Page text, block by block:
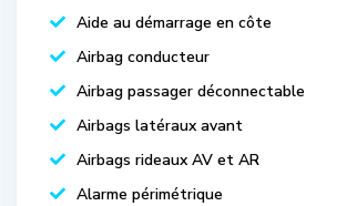
Aide au démarrage en côte
Airbag conducteur
Airbag passager déconnectable
Airbags latéraux avant
Airbags rideaux AV et AR
Alarme périmétrique